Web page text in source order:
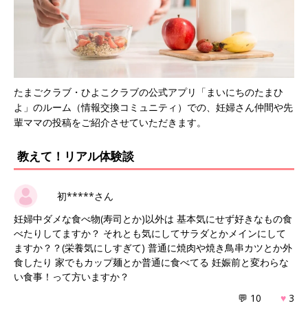
たまごクラブ・ひよこクラブの公式アプリ「まいにちのたまひ
よ」のルーム（情報交換コミュニティ）での、妊婦さん仲間や先
輩ママの投稿をご紹介させていただきます。
教えて！リアル体験談
初*****さん
妊婦中ダメな食べ物(寿司とか)以外は 基本気にせず好きなもの食
べたりしてますか？ それとも気にしてサラダとかメインにして
ますか？？(栄養気にしすぎて) 普通に焼肉や焼き鳥串カツとか外
食したり 家でもカップ麺とか普通に食べてる 妊娠前と変わらな
い食事！って方いますか？
💬 10 ♥ 3